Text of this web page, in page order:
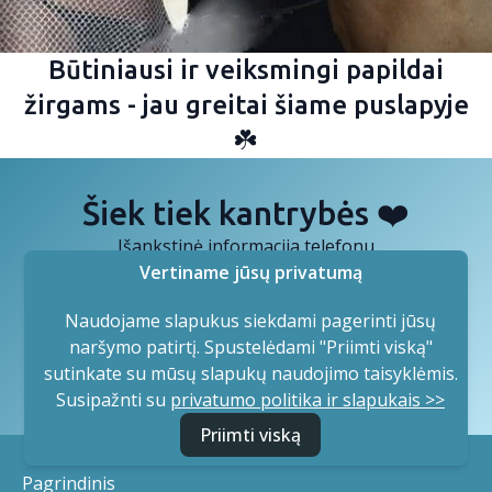
Būtiniausi ir veiksmingi papildai
žirgams - jau greitai šiame puslapyje
☘️
Šiek tiek kantrybės ❤️
Išankstinė informacija telefonu
☎️ +370 667 80010
⏪ Atgal į pagrindinį puslapį
Vertiname jūsų privatumą
Naudojame slapukus siekdami pagerinti jūsų
naršymo patirtį. Spustelėdami "Priimti viską"
sutinkate su mūsų slapukų naudojimo taisyklėmis.
Susipažnti su privatumo politika ir slapukais >>
Priimti viską
Pagrindinis